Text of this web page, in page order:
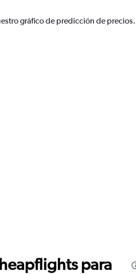
gráfico de predicción de precios.
para